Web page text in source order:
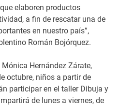
elaboren productos
a fin de rescatar una de
en nuestro país”,
Román Bojórquez.
Hernández Zárate,
octubre, niños a partir de
participar en el taller Dibuja y
de lunes a viernes, de